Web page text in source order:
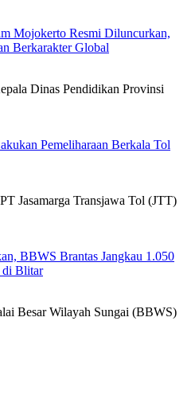
Mojokerto Resmi Diluncurkan,
Berkarakter Global
Dinas Pendidikan Provinsi
Pemeliharaan Berkala Tol
Jasamarga Transjawa Tol (JTT)
BBWS Brantas Jangkau 1.050
di Blitar
Besar Wilayah Sungai (BBWS)